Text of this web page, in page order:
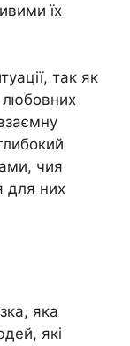
їх
так як
любовних
чия
для них
яка
які